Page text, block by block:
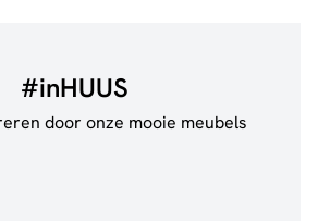
#inHUUS
door onze mooie meubels